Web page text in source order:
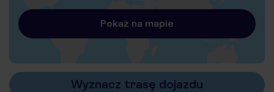
Pokaż na mapie
Wyznacz trasę dojazdu